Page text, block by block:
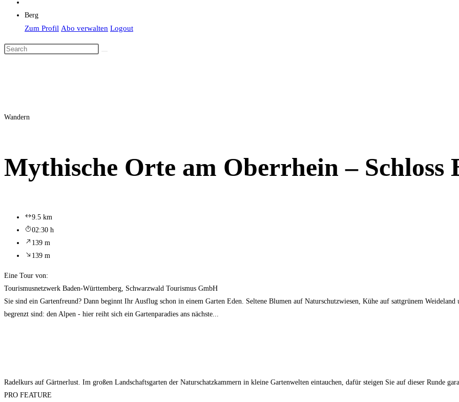
Berg
Zum Profil Abo verwalten Logout
Wandern
Mythische Orte am Oberrhein – Schloss
9.5 km
02:30 h
139 m
139 m
Eine Tour von:
Tourismusnetzwerk Baden-Württemberg, Schwarzwald Tourismus GmbH
Sie sind ein Gartenfreund? Dann beginnt Ihr Ausflug schon in einem Garten Eden. Seltene Blumen auf Naturschutzwiesen, Kühe auf sattgrünem
begrenzt sind: den Alpen - hier reiht sich ein Gartenparadies ans nächste...
Radelkurs auf Gärtnerlust. Im großen Landschaftsgarten der Naturschatzkammern in kleine Gartenwelten eintauchen, dafür steigen Sie auf dieser Runde
PRO FEATURE